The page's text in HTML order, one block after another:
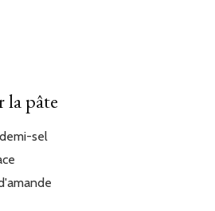
la pâte
sel